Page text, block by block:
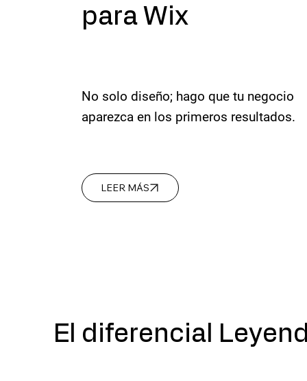
para Wix
No solo diseño; hago que tu negocio
aparezca en los primeros resultados.
LEER MÁS
El diferencial